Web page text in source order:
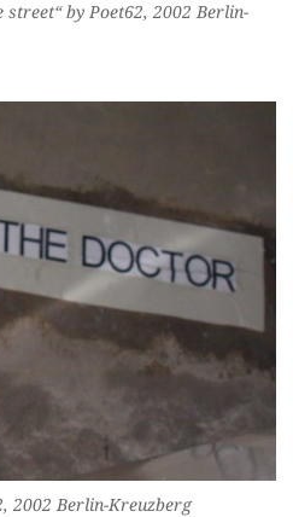
by Poet62, 2002 Berlin-
2002 Berlin-Kreuzberg